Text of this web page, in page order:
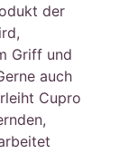
der
Griff und
auch
Cupro